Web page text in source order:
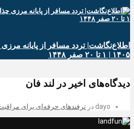
۱۴۰۵ | ۱ تا ۲۰ صفر ۱۴۴۸
دیدگاه‌های اخیر در لند فان
dayo در ترفندهای حرفه‌ای برای مراقبت